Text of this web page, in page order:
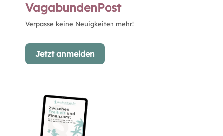
VagabundenPost
Verpasse keine Neuigkeiten mehr!
Jetzt anmelden